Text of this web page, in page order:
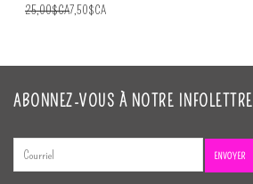
25,00$CA7,50$CA
ABONNEZ-VOUS À NOTRE INFOLETTRE
ENVOYER